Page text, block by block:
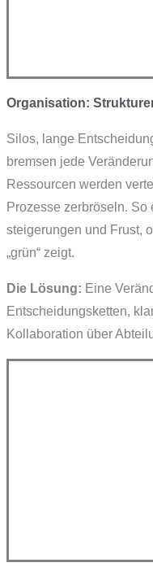
Organisation:
Silos, lange
bremsen jede
Ressourcen werden
Prozesse zerbröseln.
steigerungen und Frust,
„grün“ zeigt.
Die Lösung: Eine
Entscheidungs­ketten,
Kollaboration über